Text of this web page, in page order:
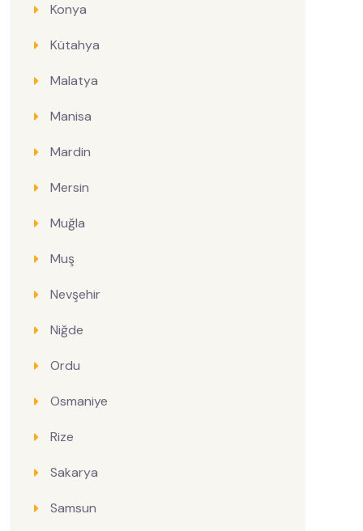
Konya
Kütahya
Malatya
Manisa
Mardin
Mersin
Muğla
Muş
Nevşehir
Niğde
Ordu
Osmaniye
Rize
Sakarya
Samsun